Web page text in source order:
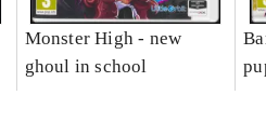
Monster High - new
ghoul in school